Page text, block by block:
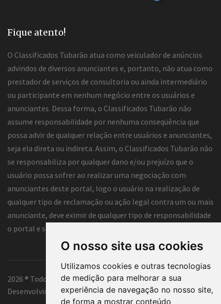
O nosso site usa cookies
Utilizamos cookies e outras tecnologias
de medição para melhorar a sua
experiência de navegação no nosso site,
de forma a mostrar conteúdo
Fique atento!
O Classificados Tubarão atua como veiculador de anúncios
advindos de diversos anunciantes e, portanto, não atua como
prestador de serviços de consultoria ou ainda intermediário
ou participante em nenhum negócio entre os usuários e
anunciantes. Dessa forma, o Classificados Tubarão não
assume responsabilidade por nenhuma conseqüência que
possa advir de qualquer relação entre usuários e anunciantes,
seja ela direta ou indireta. Assim, o Classificados Tubarão não
se responsabiliza por qualquer dano e/ou prejuízo que o
usuário possa sofrer ao realizar uma negociação com
anunciantes deste portal, logo o usuário na realização de
qualquer tipo de reclamação ou ação legal contra um ou mais
anunciante, deve eximir de qualquer tipo de responsabilidade
o portal e seus funcionários.
2026 ® Todos os direitos reservados.
Desenvolvimento e hospedagemClassificados Tubarão ®